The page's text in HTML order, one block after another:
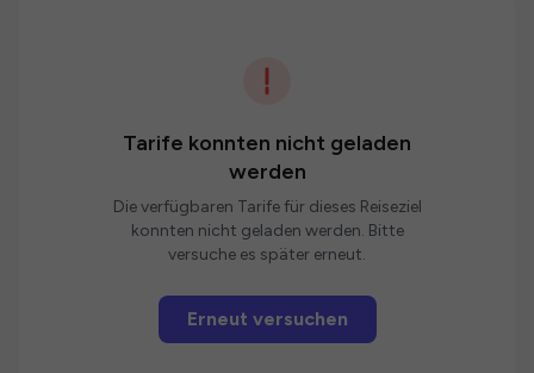
Tarife konnten nicht geladen
werden
Die verfügbaren Tarife für dieses Reiseziel
konnten nicht geladen werden. Bitte
versuche es später erneut.
Erneut versuchen